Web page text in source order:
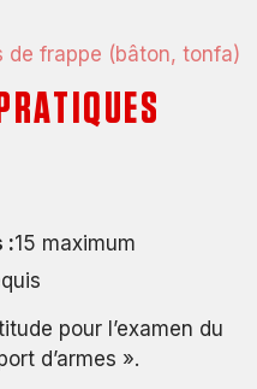
de frappe (bâton, tonfa)
:15 maximum
pour l’examen du
d’armes ».